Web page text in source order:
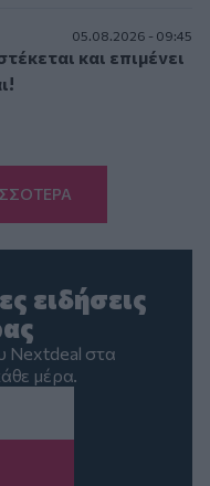
05.08.2026 - 09:45
και επιμένει
ειδήσεις
Nextdeal στα
μέρα.